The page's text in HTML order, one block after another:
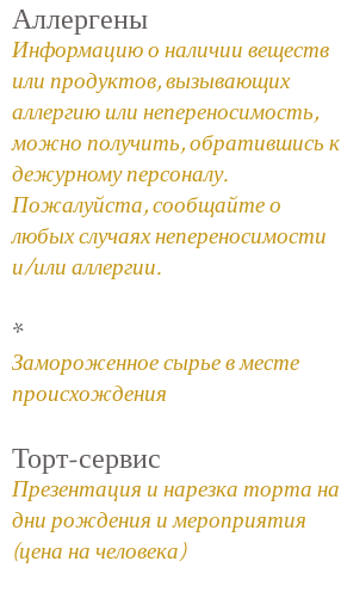
Аллергены
Информацию о наличии веществ
или продуктов, вызывающих
аллергию или непереносимость,
можно получить, обратившись к
дежурному персоналу.
Пожалуйста, сообщайте о
любых случаях непереносимости
и/или аллергии.
*
Замороженное сырье в месте
происхождения
Торт-сервис
Презентация и нарезка торта на
дни рождения и мероприятия
(цена на человека)